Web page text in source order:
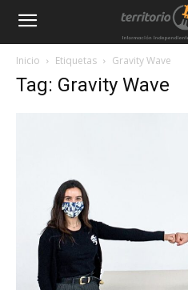
Inicio Etiquetas Gravity Wave
Tag: Gravity Wave